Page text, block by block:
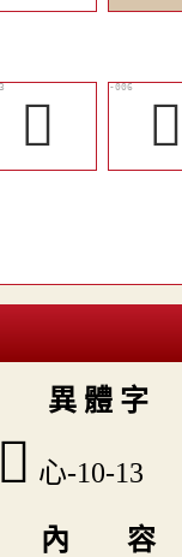
𦹈 󵀕
異 體 字
󵀗 心-10-13
內 容